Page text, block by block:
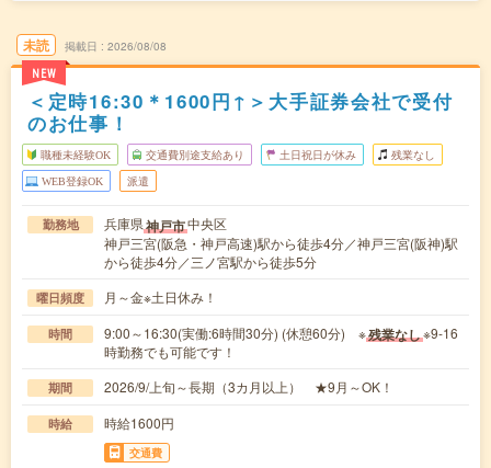
未読
NEW
掲載日 2026/08/08
＜定時16:30＊1600円↑＞大手証券会社で受付
のお仕事！
職種未経験OK 交通費別途支給あり 土日祝日が休み 残業なし
WEB登録OK 派遣
勤務地 兵庫県神戸市中央区
神戸三宮(阪急・神戸高速)駅から徒歩4分／神戸三宮(阪神)駅
から徒歩4分／三ノ宮駅から徒歩5分
曜日頻度 月～金※土日休み！
時間 9:00～16:30(実働:6時間30分) (休憩60分) ※残業なし※9-16
時勤務でも可能です！
期間 2026/9/上旬～長期（3カ月以上） ★9月～OK！
時給 時給1600円
交通費